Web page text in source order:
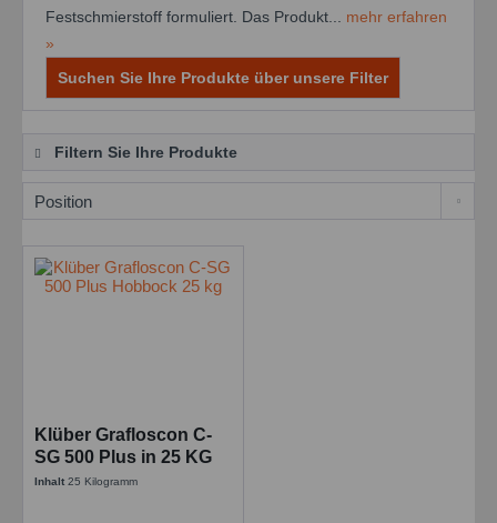
Festschmierstoff formuliert. Das Produkt... mehr erfahren
»
Suchen Sie Ihre Produkte über unsere Filter
Filtern Sie Ihre Produkte
Klüber Grafloscon C-
SG 500 Plus in 25 KG
Haftschmierstoff
Inhalt25 Kilogramm